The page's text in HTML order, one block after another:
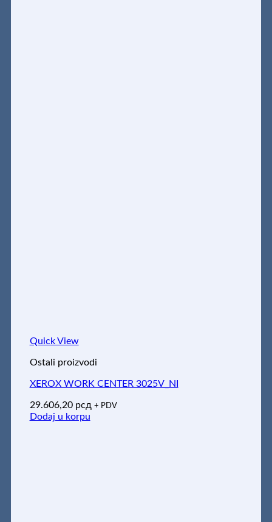
Quick View
Ostali proizvodi
XEROX WORK CENTER 3025V_NI
29.606,20 рсд + PDV
Dodaj u korpu